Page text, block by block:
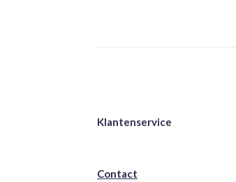
Klantenservice
Contact